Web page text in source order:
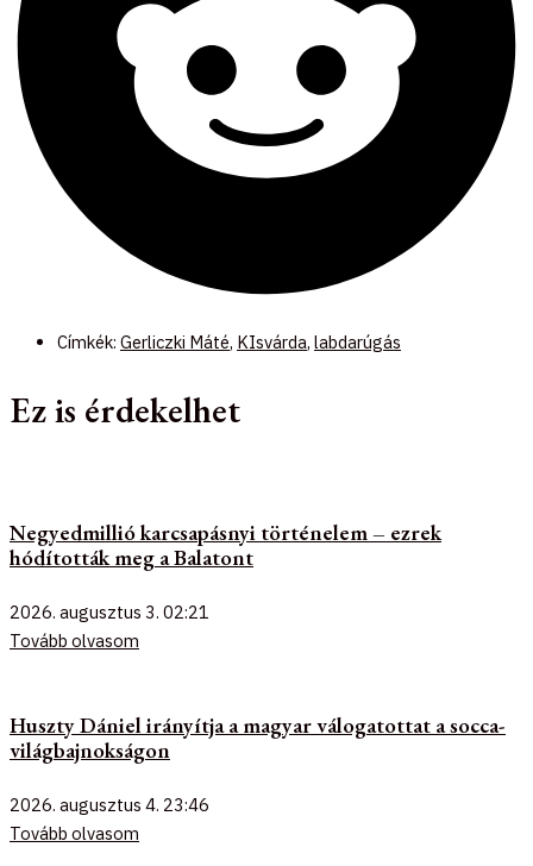
Címkék: Gerliczki Máté, KIsvárda, labdarúgás
Ez is érdekelhet
Negyedmillió karcsapásnyi történelem – ezrek
hódították meg a Balatont
2026. augusztus 3. 02:21
Tovább olvasom
Huszty Dániel irányítja a magyar válogatottat a socca-
világbajnokságon
2026. augusztus 4. 23:46
Tovább olvasom